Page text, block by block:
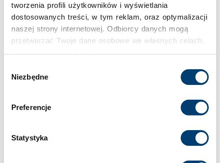
tworzenia profili użytkowników i wyświetlania
dostosowanych treści, w tym reklam, oraz optymalizacji
naszej strony internetowej. Odbiorcy danych mogą
przetwarzać Twoje dane osobowe we własnych celach.
Używamy pewnych technologii w oparciu o równowagę
odrzucić i wycofać swoją zgodę w dowolnej chwili ze
wPolityce prywatności
Polityce wykorzystywania
zgody
Niezbędne
Preferencje
Statystyka
I
Limit wartości chronionej w domu
Limit wartości chronionej w firmie
Zamek kluczowy